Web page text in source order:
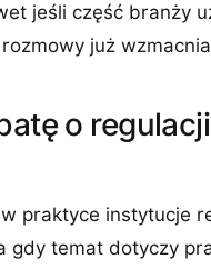
jeśli część branży
już
o
praktyce instytucje
gdy temat dotyczy